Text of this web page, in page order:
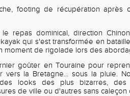
footing de récupération après
le repas dominical, direction
qui s'est transformée en
moment de rigolade lors des
goûter en Touraine pour
vers la Bretagne... sous la pluie.
looks des plus bizarres,
de ville ou d'autres sans caleçon